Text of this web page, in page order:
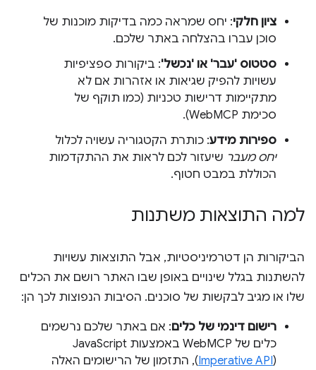
ציון חלקי: יחס שמראה כמה בדיקות מוכנות של
סוכן עברו בהצלחה באתר שלכם.
סטטוס 'עבר' או 'נכשל': ביקורות ספציפיות
עשויות להפיק שגיאות או אזהרות אם לא
מתקיימות דרישות טכניות (כמו תוקף של
סכימת WebMCP).
ספירות מידע: כותרת הקטגוריה עשויה לכלול
יחס מעבר שיעזור לכם לראות את ההתקדמות
הכוללת במבט חטוף.
למה התוצאות משתנות
הביקורות הן דטרמיניסטיות, אבל התוצאות עשויות
להשתנות בגלל שינויים באופן שבו האתר רושם את הכלים
שלו או מגיב לבקשות של סוכנים. הסיבות הנפוצות לכך הן:
רישום דינמי של כלים: אם באתר שלכם נרשמים
(
Imperative API), התזמון של הרישומים האלה